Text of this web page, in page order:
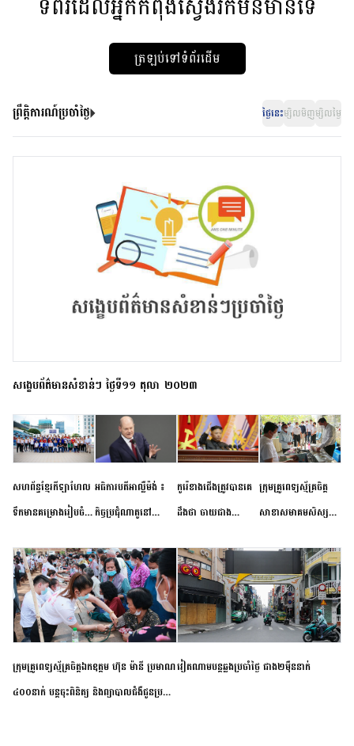
ត្រឡប់ទៅទំព័រដើម
ព្រឹត្តិការណ៍ប្រចាំថ្ងៃ ថ្ងៃនេះម្សិលមិញម្សិលម្ងៃ
សង្ខេបព័ត៌មានសំខាន់ៗ ថ្ងៃទី១១ តុលា ២០២៣
សហព័ន្ធខ្មែរកីឡាហែល
ទឹកមានគម្រោងរៀបចំ
កម្រិតបឋម ដល់ឧត្តម
សិក្សានាពេលខាងមុខ
អធិការបតីអាល្លឺម៉ង់ ៖
កិច្ចប្រជុំណាតូនៅ
ខាងមុខនឹងបញ្ជូនសញ្ញា
នៃភាពស្អិតរមួត និង
ការប្តេជ្ញាចិត្ត
កូរ៉េខាងជើងត្រូវបានគេ
ដឹងថា ចាយជាង
អភិវឌ្ឍន៍នុយក្លេអ៊ែរ
ក្រុមគ្រូពេទ្យស្ម័គ្រចិត្ត
សាខាសមាគមសិស្ស
ខេត្តកំពង់ចាម ចុះពិនិត្យ
ពិគ្រោះជំងឺទូទៅ និងផ្តល់
ថ្នាំពេទ្យជូនប្រជាពលរដ្ឋ
រស់នៅសង្កាត់បឹងកុក
ក្រុមគ្រូពេទ្យស្ម័គ្រចិត្តឯកឧត្តម ហ៊ុន ម៉ានី ប្រមាណ
៤០០នាក់ បន្តចុះពិនិត្យ និងព្យាបាលជំងឺជូនប្រជា
វៀតណាម​បន្ត​ឆ្លង​ប្រចាំថ្ងៃ​ ​ជាង​២​ម៉ឺន​នាក់​